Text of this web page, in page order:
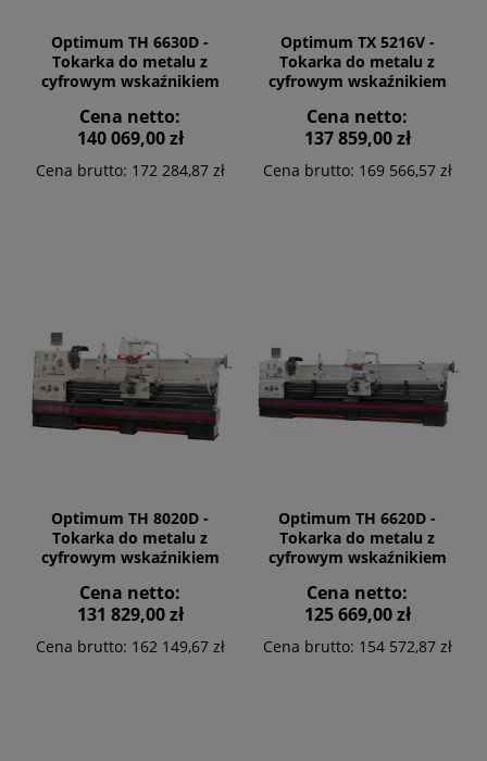
Optimum TH 6630D -
Tokarka do metalu z
cyfrowym wskaźnikiem
Cena netto:
140 069,00 zł
Cena brutto: 172 284,87 zł
Optimum TX 5216V -
Tokarka do metalu z
cyfrowym wskaźnikiem
Cena netto:
137 859,00 zł
Cena brutto: 169 566,57 zł
Optimum TH 8020D -
Tokarka do metalu z
cyfrowym wskaźnikiem
Cena netto:
131 829,00 zł
Cena brutto: 162 149,67 zł
Optimum TH 6620D -
Tokarka do metalu z
cyfrowym wskaźnikiem
Cena netto:
125 669,00 zł
Cena brutto: 154 572,87 zł